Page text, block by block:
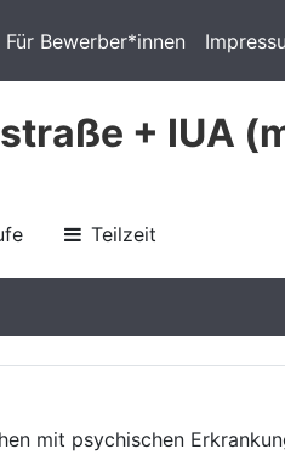
Für Bewerber*innen
+ IUA
Teilzeit
mit psychischen